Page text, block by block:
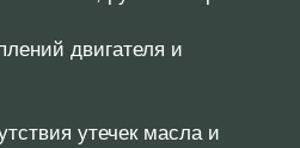
двигателя и
утечек масла и